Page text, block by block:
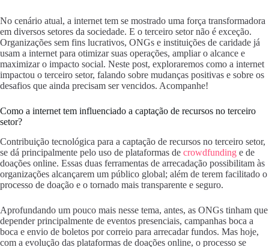
No cenário atual, a internet tem se mostrado uma força transformadora
em diversos setores da sociedade. E o terceiro setor não é exceção.
Organizações sem fins lucrativos, ONGs e instituições de caridade já
usam a internet para otimizar suas operações, ampliar o alcance e
maximizar o impacto social. Neste post, exploraremos como a internet
impactou o terceiro setor, falando sobre mudanças positivas e sobre os
desafios que ainda precisam ser vencidos. Acompanhe!
Como a internet tem influenciado a captação de recursos no terceiro
setor?
Contribuição tecnológica para a captação de recursos no terceiro setor,
se dá principalmente pelo uso de plataformas de crowdfunding e de
doações online. Essas duas ferramentas de arrecadação possibilitam às
organizações alcançarem um público global; além de terem facilitado o
processo de doação e o tornado mais transparente e seguro.
Aprofundando um pouco mais nesse tema, antes, as ONGs tinham que
depender principalmente de eventos presenciais, campanhas boca a
boca e envio de boletos por correio para arrecadar fundos. Mas hoje,
com a evolução das plataformas de doações online, o processo se